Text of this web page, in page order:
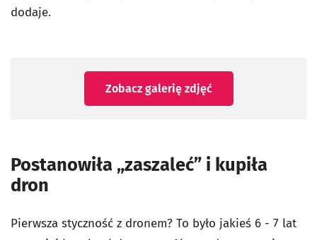
dodaje.
Zobacz galerię zdjęć
Postanowiła „zaszaleć” i kupiła
dron
Pierwsza styczność z dronem? To było jakieś 6 - 7 lat